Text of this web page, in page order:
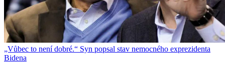
„Vůbec to není dobré.“ Syn popsal stav nemocného exprezidenta
Bidena